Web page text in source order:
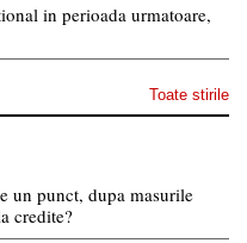
in perioada urmatoare,
Toate stirile
un punct, dupa masurile
credite?